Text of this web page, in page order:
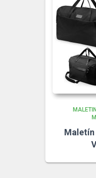
Maletín